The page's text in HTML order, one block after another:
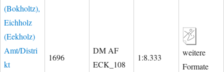
(Bokholtz),
Eichholz
(Eekholz)
Amt/Distri
kt
1696
DM AF
ECK_108
1:8.333
weitere
Formate